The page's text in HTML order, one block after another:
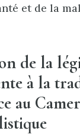
et de la
de la
à la
au